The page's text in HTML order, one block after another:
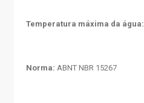
Temperatura máxima da água:
Norma: ABNT NBR 15267